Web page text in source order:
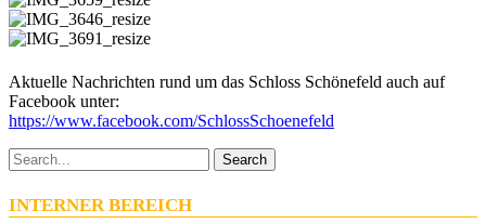
Aktuelle Nachrichten rund um das Schloss Schönefeld auch auf
Facebook unter:
https://www.facebook.com/SchlossSchoenefeld
Search
INTERNER BEREICH